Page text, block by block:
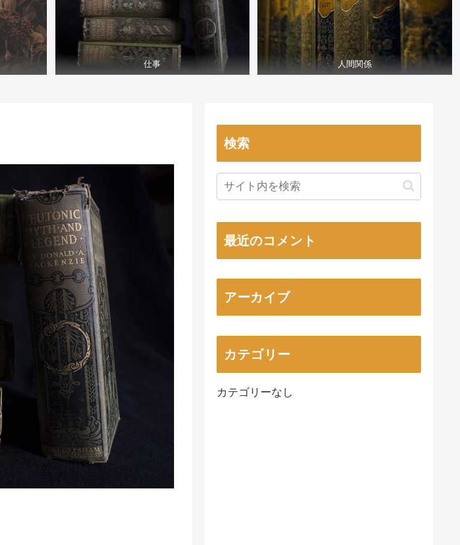
仕事 人間関係
検索
最近のコメント
アーカイブ
カテゴリー
カテゴリーなし